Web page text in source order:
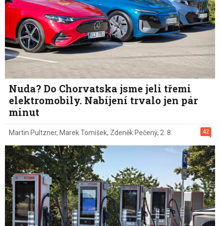
Nuda? Do Chorvatska jsme jeli třemi
elektromobily. Nabíjení trvalo jen pár
minut
42
Martin Pultzner, Marek Tomíšek, Zdeněk Pečený, 2. 8.